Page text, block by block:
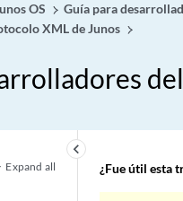
OS Guía para
XML de Junos
keyboard_arrow_left
Expand all ¿Fue útil esta